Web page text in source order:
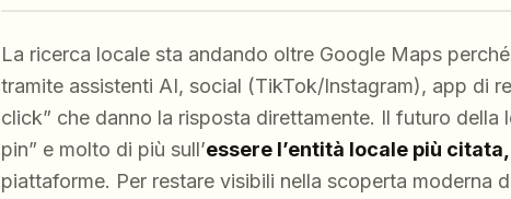
La ricerca locale sta andando oltre Google Maps
tramite assistenti AI, social (TikTok/Instagram), app di
click” che danno la risposta direttamente. Il futuro della
pin” e molto di più sull’essere l’entità locale più
piattaforme. Per restare visibili nella scoperta moderna